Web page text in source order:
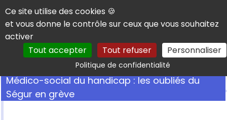
Panneau de gestion des cookies
Ce site utilise des cookies 🍪
et vous donne le contrôle sur ceux que vous souhaitez
activer
Tout accepter
Tout refuser Personnaliser
Politique de confidentialitéRechercher
Médico-social du handicap : les oubliés du
Ségur en grève